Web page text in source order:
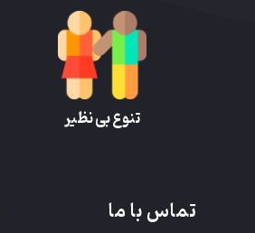
تنوع بی نظیر
تماس با ما